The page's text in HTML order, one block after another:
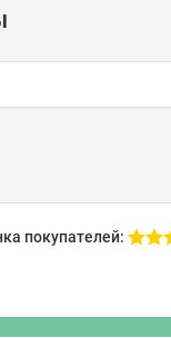
покупателей: